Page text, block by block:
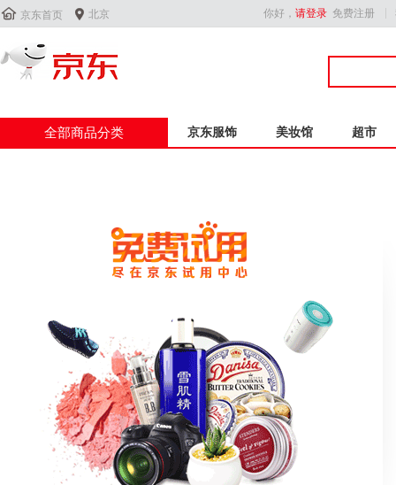
 京东首页  北京 你好， 请登录 免费注册
全部商品分类 京东服饰 美妆馆 超市